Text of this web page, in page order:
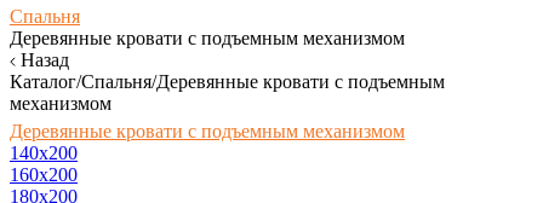
Спальня
Деревянные кровати с подъемным механизмом
Назад
Каталог/Спальня/Деревянные кровати с подъемным
механизмом
Деревянные кровати с подъемным механизмом
140x200
160х200
180х200